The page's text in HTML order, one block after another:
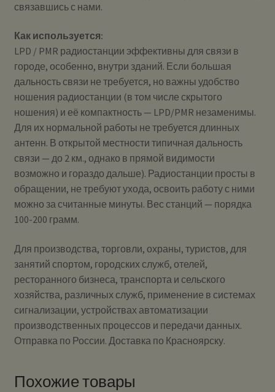
связавшись с нами.
Как используется:
LPD / PMR радиостанции эффективны для связи в
городе, особенно, внутри зданий. Если большая
дальность связи не требуется, но важны удобство
ношения радиостанции (в том числе скрытого
ношения) и её компактность — LPD/PMR незаменимы.
Для их нормальной работы не требуется длинных
антенн. В открытой местности типичная дальность
связи — до 2 км., однако в прямой видимости
возможно и гораздо дальше). Радиостанции просты в
обращении, не требуют ухода, освоить работу с ними
можно за считанные минуты. Вес станций — порядка
100-200 грамм.
Для производства, торговли, охраны, туристов, для
занятий спортом, городских служб, отелей,
ресторанного бизнеса, транспорта и сельского
хозяйства, различных служб, применение в системах
сигнализации, устройствах автоматизации
производственных процессов и передачи данных.
Отправка по России. Доставка по Красноярску.
Похожие товары